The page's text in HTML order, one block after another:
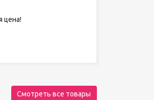
цена!
Смотреть все товары